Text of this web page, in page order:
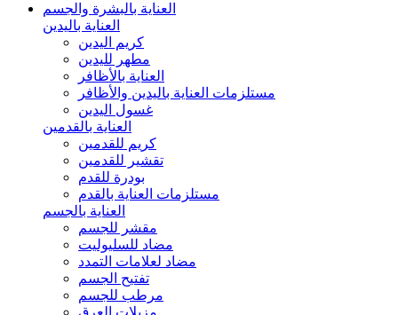
العناية بالبشرة والجسم
العناية باليدين
كريم اليدين
مطهر لليدين
العناية بالأظافر
مستلزمات العناية باليدين والأظافر
غسول اليدين
العناية بالقدمين
كريم للقدمين
تقشير للقدمين
بودرة للقدم
مستلزمات العناية بالقدم
العناية بالجسم
مقشر للجسم
مضاد للسليوليت
مضاد لعلامات التمدد
تفتيح الجسم
مرطب للجسم
مزيلات العرق